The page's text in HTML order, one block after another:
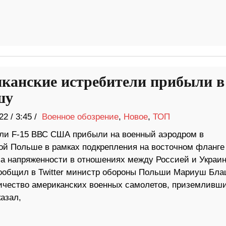
истребители прибыли в
/ 3:45 / Военное обозрение, Новое, ТОП
F-15 ВВС США прибыли на военный аэродром в
Польше в рамках подкрепления на восточном фланге
напряженности в отношениях между Россией и
в Twitter министр обороны Польши Мариуш
американских военных самолетов,